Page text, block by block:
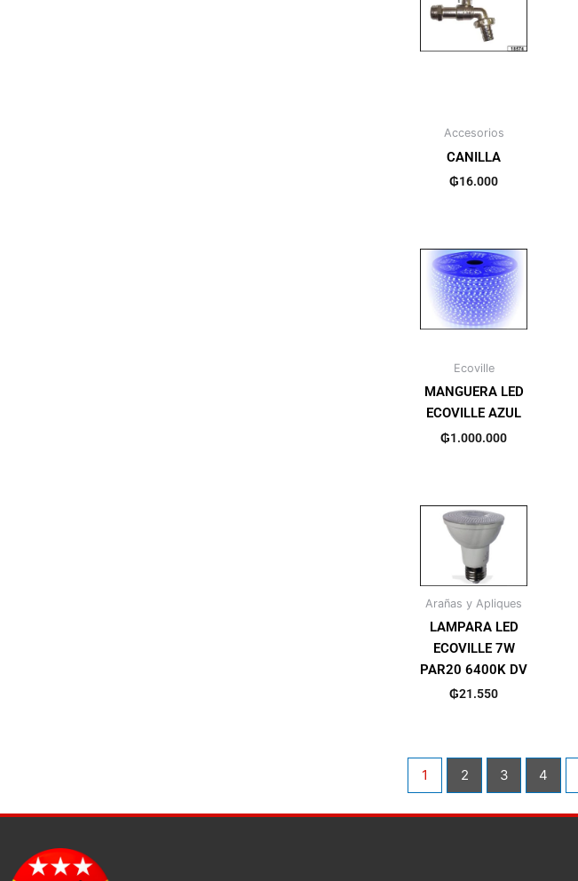
Accesorios
CANILLA
₲16.000
Ecoville
MANGUERA LED
ECOVILLE AZUL
₲1.000.000
Arañas y Apliques
LAMPARA LED
ECOVILLE 7W
PAR20 6400K DV
₲21.550
1 2 3 4